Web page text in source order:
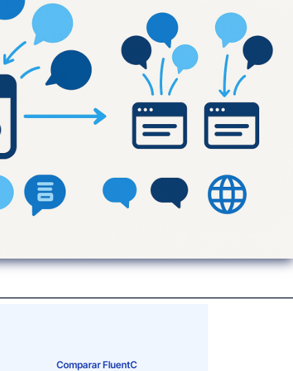
Comparar FluentC